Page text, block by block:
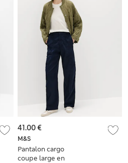
M&S
Pantalon cargo
coupe large en
41.00 €